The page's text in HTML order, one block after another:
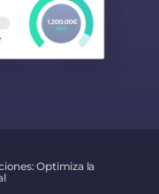
Optimiza la